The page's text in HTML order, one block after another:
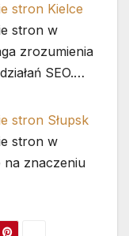
stron Kielce
stron w
zrozumienia
SEO.…
stron Słupsk
stron w
na znaczeniu